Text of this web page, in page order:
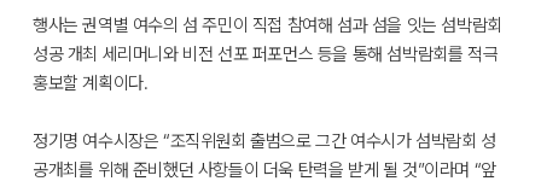
행사는 권역별 여수의 섬 주민이 직접 참여해 섬과 섬을 잇는 섬박람회
성공 개최 세리머니와 비전 선포 퍼포먼스 등을 통해 섬박람회를 적극
홍보할 계획이다.
정기명 여수시장은 “조직위원회 출범으로 그간 여수시가 섬박람회 성
공개최를 위해 준비했던 사항들이 더욱 탄력을 받게 될 것”이라며 “앞